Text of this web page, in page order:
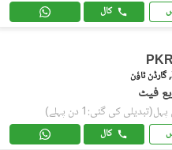
کال
PKR
(تبدیلی کی گئی:1 دن پہلے)
کال